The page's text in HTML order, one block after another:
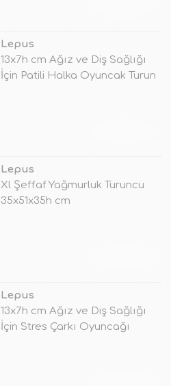
Lepus
13x7h cm Ağız ve Diş Sağlığı
İçin Patili Halka Oyuncak Turun
Lepus
Xl Şeffaf Yağmurluk Turuncu
35x51x35h cm
Lepus
13x7h cm Ağız ve Diş Sağlığı
İçin Stres Çarkı Oyuncağı